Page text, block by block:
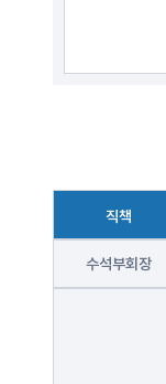
직책
수석부회장